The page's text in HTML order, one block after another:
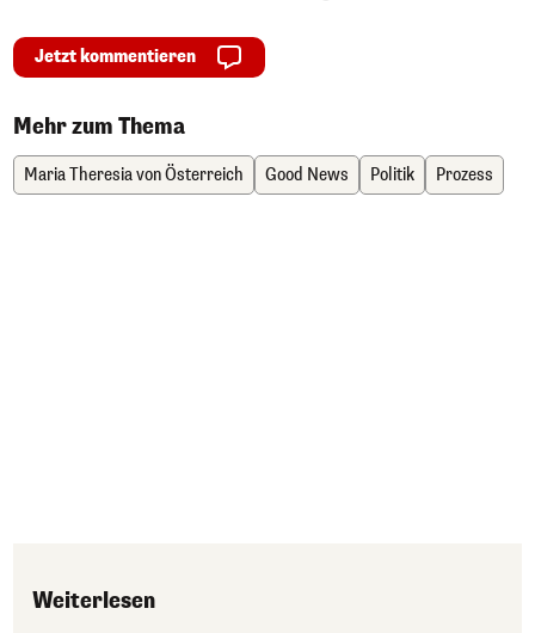
Jetzt kommentieren
Mehr zum Thema
Maria Theresia von Österreich Good News Politik Prozess
Weiterlesen